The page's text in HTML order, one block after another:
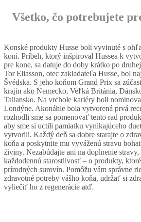
Všetko, čo potrebujete
Konské produkty Husse boli vyvinuté s
koní. Príbeh, ktorý inšpiroval Hussea k
pre kone, sa datuje do doby krátko po
Tor Eliasson, otec zakladateľa Husse, bol
Švédska. S jeho koňom Grand Prix sa
krajín ako Nemecko, Veľká Británia,
Taliansko. Na vrchole kariéry boli
Londýne. Akonáhle bola vytvorená prvá
rozhodli sme sa pomenovať tento rad
aby sme si uctili pamiatku vynikajúceho
vytvorili. Každý deň sa dobre starajte o
koňa a poskytnite mu vyváženú stravu
živiny. Nezabúdajte ani na doplnenie
každodennú starostlivosť – o produkty,
prírodných surovín. Pomôžu vám správne
zdravotné potreby vášho koňa, udržať si
vyliečiť ho z regenerácie atď.